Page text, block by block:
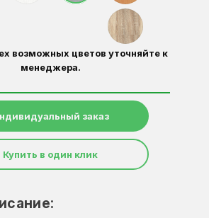
возможных цветов уточняйте к
менеджера.
заказ
Купить в один клик